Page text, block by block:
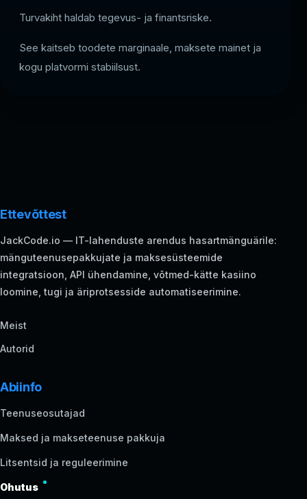
Turvakiht haldab tegevus- ja finantsriske.
See kaitseb toodete marginaale, maksete mainet ja
kogu platvormi stabiilsust.
Ettevõttest
JackCode.io — IT-lahenduste arendus hasartmänguärile:
mänguteenusepakkujate ja maksesüsteemide
integratsioon, API ühendamine, võtmed-kätte kasiino
loomine, tugi ja äriprotsesside automatiseerimine.
Meist
Autorid
Abiinfo
Teenuseosutajad
Maksed ja makseteenuse pakkuja
Litsentsid ja reguleerimine
Ohutus